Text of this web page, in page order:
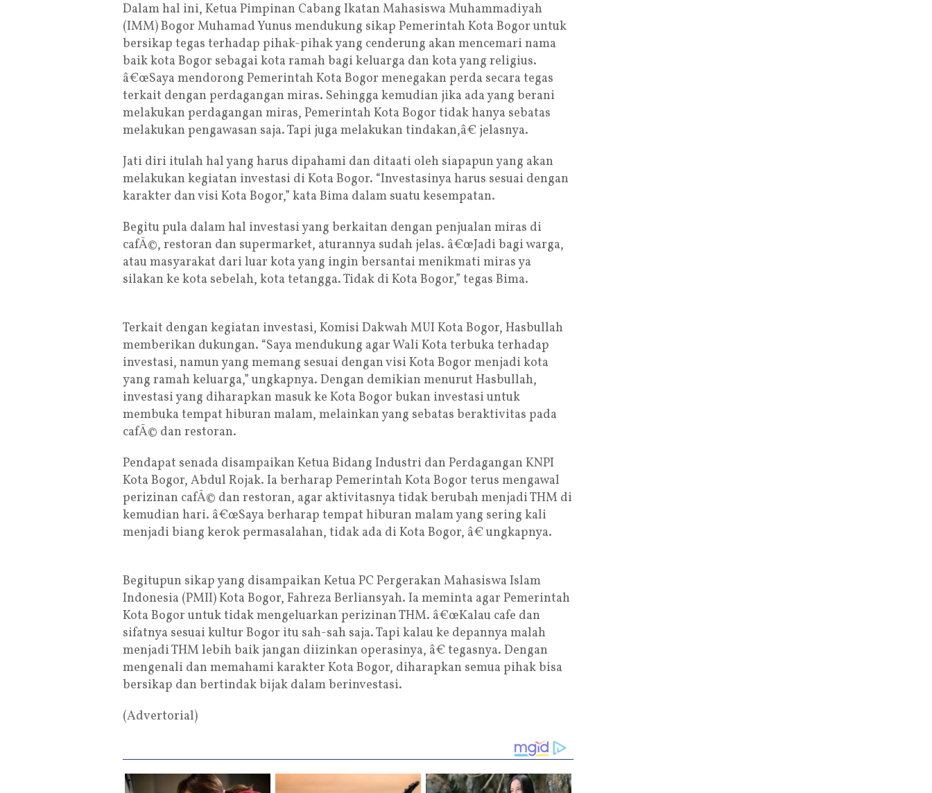
Dalam hal ini, Ketua Pimpinan Cabang Ikatan Mahasiswa Muhammadiyah
(IMM) Bogor Muhamad Yunus mendukung sikap Pemerintah Kota Bogor untuk
bersikap tegas terhadap pihak-pihak yang cenderung akan mencemari nama
baik kota Bogor sebagai kota ramah bagi keluarga dan kota yang religius.
â€œSaya mendorong Pemerintah Kota Bogor menegakan perda secara tegas
terkait dengan perdagangan miras. Sehingga kemudian jika ada yang berani
melakukan perdagangan miras, Pemerintah Kota Bogor tidak hanya sebatas
melakukan pengawasan saja. Tapi juga melakukan tindakan,â€ jelasnya.
Jati diri itulah hal yang harus dipahami dan ditaati oleh siapapun yang akan
melakukan kegiatan investasi di Kota Bogor. “Investasinya harus sesuai dengan
karakter dan visi Kota Bogor,” kata Bima dalam suatu kesempatan.
Begitu pula dalam hal investasi yang berkaitan dengan penjualan miras di
cafÃ©, restoran dan supermarket, aturannya sudah jelas. â€œJadi bagi warga,
atau masyarakat dari luar kota yang ingin bersantai menikmati miras ya
silakan ke kota sebelah, kota tetangga. Tidak di Kota Bogor,” tegas Bima.
Terkait dengan kegiatan investasi, Komisi Dakwah MUI Kota Bogor, Hasbullah
memberikan dukungan. “Saya mendukung agar Wali Kota terbuka terhadap
investasi, namun yang memang sesuai dengan visi Kota Bogor menjadi kota
yang ramah keluarga,” ungkapnya. Dengan demikian menurut Hasbullah,
investasi yang diharapkan masuk ke Kota Bogor bukan investasi untuk
membuka tempat hiburan malam, melainkan yang sebatas beraktivitas pada
cafÃ© dan restoran.
Pendapat senada disampaikan Ketua Bidang Industri dan Perdagangan KNPI
Kota Bogor, Abdul Rojak. Ia berharap Pemerintah Kota Bogor terus mengawal
perizinan cafÃ© dan restoran, agar aktivitasnya tidak berubah menjadi THM di
kemudian hari. â€œSaya berharap tempat hiburan malam yang sering kali
menjadi biang kerok permasalahan, tidak ada di Kota Bogor, â€ ungkapnya.
Begitupun sikap yang disampaikan Ketua PC Pergerakan Mahasiswa Islam
Indonesia (PMII) Kota Bogor, Fahreza Berliansyah. Ia meminta agar Pemerintah
Kota Bogor untuk tidak mengeluarkan perizinan THM. â€œKalau cafe dan
sifatnya sesuai kultur Bogor itu sah-sah saja. Tapi kalau ke depannya malah
menjadi THM lebih baik jangan diizinkan operasinya, â€ tegasnya. Dengan
mengenali dan memahami karakter Kota Bogor, diharapkan semua pihak bisa
bersikap dan bertindak bijak dalam berinvestasi.
(Advertorial)